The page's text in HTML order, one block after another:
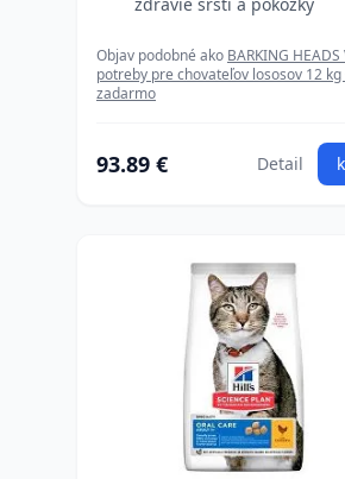
Objav podobné ako BARKING
potreby pre chovateľov lososov 12 kg
zadarmo
93.89 € Detail